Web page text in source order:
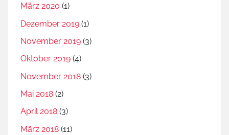
b
o
a
März 2020 (1)
Dezember 2019 (1)
November 2019 (3)
Oktober 2019 (4)
November 2018 (3)
Mai 2018 (2)
April 2018 (3)
März 2018 (11)